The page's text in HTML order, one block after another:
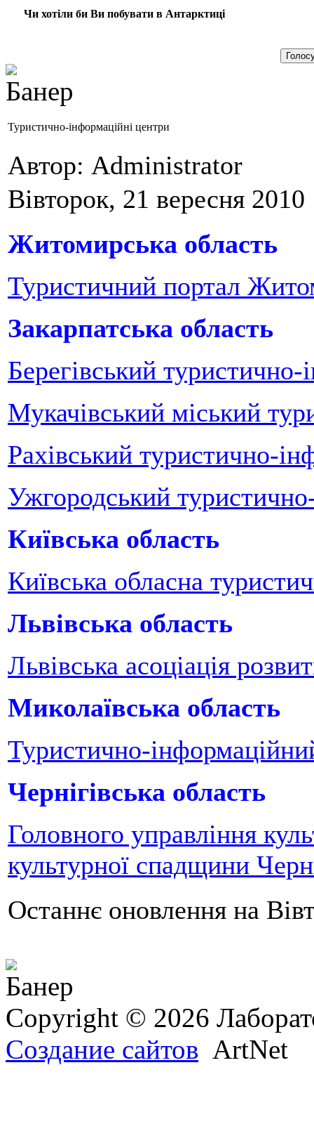
Чи хотіли би Ви побувати в Антарктиці
Туристично-інформаційні центри
Автор: Administrator
Вівторок, 21 вересня
Житомирська область
Туристичний портал
Закарпатська область
Берегівський
Мукачівський міський
Рахівський туристично-
Ужгородський
Київська область
Київська обласна
Львівська область
Львівська асоціація
Миколаївська область
Туристично-
Чернігівська область
Головного управління
культурної спадщини
Останнє оновлення на
Copyright © 2026
Создание сайтов ArtNet